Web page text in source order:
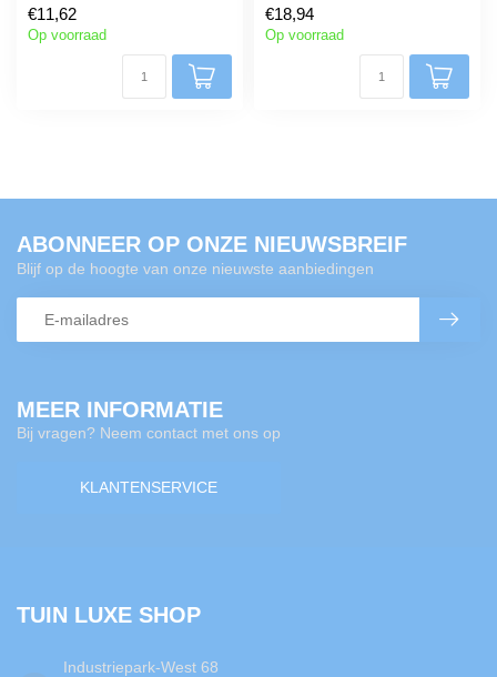
d...
€11,62
Op voorraad
pH...
€18,94
Op voorraad
MEER INFORMATIE
Bij vragen? Neem contact met ons op
KLANTENSERVICE
ABONNEER OP ONZE NIEUWSBREIF
Blijf op de hoogte van onze nieuwste aanbiedingen
TUIN LUXE SHOP
Industriepark-West 68